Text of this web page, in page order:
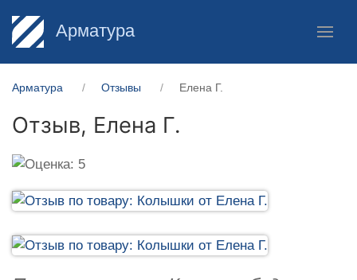
Арматура
Арматура Отзывы Елена Г.
Отзыв, Елена Г.